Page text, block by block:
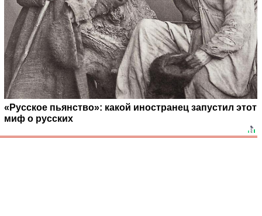
«Русское пьянство»: какой иностранец запустил этот
миф о русских